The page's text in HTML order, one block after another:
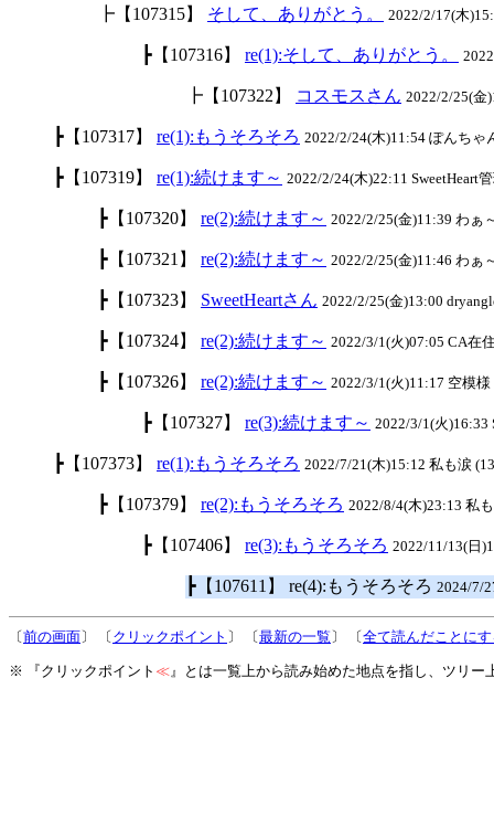
┣【107315】 そして、ありがとう。 2022/2/17(木
┣【107316】 re(1):そして、ありがとう。
┣【107322】 コスモスさん 2022/2/25(金
┣【107317】 re(1):もうそろそろ 2022/2/24(木)11:54 ぽんちゃ
┣【107319】 re(1):続けます～ 2022/2/24(木)22:11 SweetHeart
┣【107320】 re(2):続けます～ 2022/2/25(金)11:39 わぁ
┣【107321】 re(2):続けます～ 2022/2/25(金)11:46 わぁ
┣【107323】 SweetHeartさん 2022/2/25(金)13:00
┣【107324】 re(2):続けます～ 2022/3/1(火)07:05 CA在
┣【107326】 re(2):続けます～ 2022/3/1(火)11:17 空模様
┣【107327】 re(3):続けます～ 2022/3/1(火)16:33
┣【107373】 re(1):もうそろそろ 2022/7/21(木)15:12 私も涙
┣【107379】 re(2):もうそろそろ 2022/8/4(木)23:13 私
┣【107406】 re(3):もうそろそろ 2022/11/13(日
┣【107611】 re(4):もうそろそろ 2024/7/
〔前の画面〕 〔 クリックポイント 〕 〔最新の一覧 〕 〔全て読んだことに
※ 『クリックポイント ≪』とは一覧上から読み始めた地点を指し、ツリ